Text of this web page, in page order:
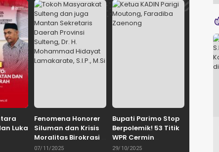
Luka
Fenomena Honorer
Siluman dan Krisis
Moralitas Birokrasi
Oleh: Dr. H.
07/11/2025
Bupati Parimo Stop
Berpolemik! 53 Titik
WPR Cermin
Retaknya Tata
29/10/2025